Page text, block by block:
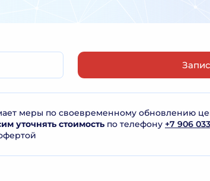
меры по своевременному обновлению
уточнять стоимостьпо телефону +7 906